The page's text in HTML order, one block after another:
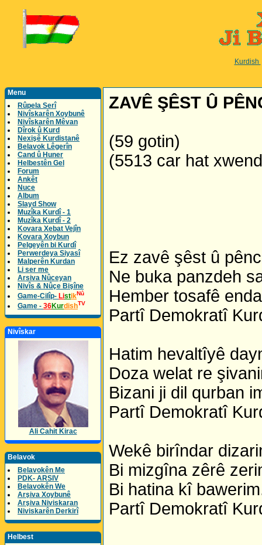
Kurdish
Menu
Rûpela Serî
Nivîskarên Xoybunê
Nivîskarên Mêvan
Dîrok û Kurd
Nexişê Kurdistanê
Belavok Lêgerîn
Cand û Huner
Helbestên Gel
Forum
Ankêt
Nuce
Album
Slayd Show
Muzîka Kurdî - 1
Muzîka Kurdî - 2
Kovara Xebat Vejîn
Kovara Xoybun
Pelgeyên bi Kurdî
Perwerdeya Siyasî
Malperên Kurdan
Li ser me
Arsiva Nûceyan
Nivîs & Nûçe Bişîne
Game-Cilîp- ListikNû
Game - 36KurdishTV
Nivîskar
Ali Cahit Kirac
Belavok
Belavokên Me
PDK- ARSIV
Belavokên We
Arşiva Xoybunê
Arşiva Niviskaran
Niviskarên Derkirî
Helbest
ZAVÊ ŞÊST Û
(59 gotin)
(5513 car hat
Ez zavê şêst û
Ne buka panzdeh
Hember tosafê
Partî Demokratî
Hatim hevaltîyê
Doza welat re
Bizani ji dil qurban
Partî Demokratî
Wekê birîndar
Bi mizgîna zêrê
Bi hatina kî
Partî Demokratî